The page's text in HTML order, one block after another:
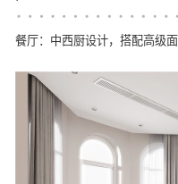
餐厅：中西厨设计，搭配高级